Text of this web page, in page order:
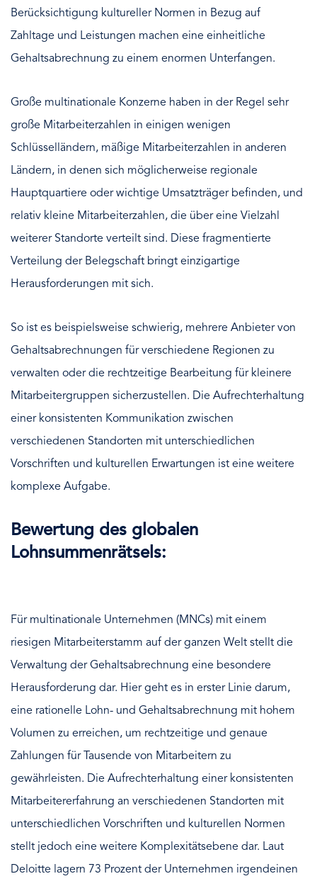
Berücksichtigung kultureller Normen in Bezug auf
Zahltage und Leistungen machen eine einheitliche
Gehaltsabrechnung zu einem enormen Unterfangen.
Große multinationale Konzerne haben in der Regel sehr
große Mitarbeiterzahlen in einigen wenigen
Schlüsselländern, mäßige Mitarbeiterzahlen in anderen
Ländern, in denen sich möglicherweise regionale
Hauptquartiere oder wichtige Umsatzträger befinden, und
relativ kleine Mitarbeiterzahlen, die über eine Vielzahl
weiterer Standorte verteilt sind. Diese fragmentierte
Verteilung der Belegschaft bringt einzigartige
Herausforderungen mit sich.
So ist es beispielsweise schwierig, mehrere Anbieter von
Gehaltsabrechnungen für verschiedene Regionen zu
verwalten oder die rechtzeitige Bearbeitung für kleinere
Mitarbeitergruppen sicherzustellen. Die Aufrechterhaltung
einer konsistenten Kommunikation zwischen
verschiedenen Standorten mit unterschiedlichen
Vorschriften und kulturellen Erwartungen ist eine weitere
komplexe Aufgabe.
Bewertung des globalen
Lohnsummenrätsels:
Für multinationale Unternehmen (MNCs) mit einem
riesigen Mitarbeiterstamm auf der ganzen Welt stellt die
Verwaltung der Gehaltsabrechnung eine besondere
Herausforderung dar. Hier geht es in erster Linie darum,
eine rationelle Lohn- und Gehaltsabrechnung mit hohem
Volumen zu erreichen, um rechtzeitige und genaue
Zahlungen für Tausende von Mitarbeitern zu
gewährleisten. Die Aufrechterhaltung einer konsistenten
Mitarbeitererfahrung an verschiedenen Standorten mit
unterschiedlichen Vorschriften und kulturellen Normen
stellt jedoch eine weitere Komplexitätsebene dar. Laut
Deloitte lagern 73 Prozent der Unternehmen irgendeinen